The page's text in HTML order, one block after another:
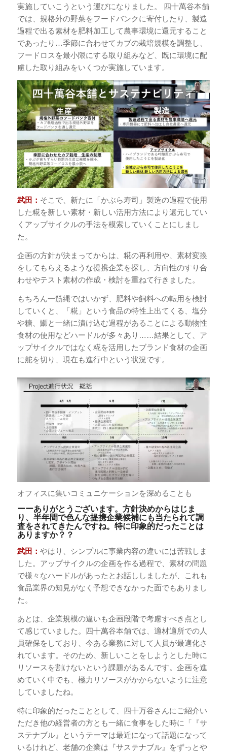
実施していこうという運びになりました。 四十萬谷本舗
では、規格外の野菜をフードバンクに寄付したり、製造
過程で出る素材を肥料加工して農事環境に還元すること
であったり…季節に合わせてカブの栽培規模を調整し、
フードロスを最小限にする取り組みなど、既に環境に配
慮した取り組みをいくつか実施しています。
武田： そこで、新たに「かぶら寿司」製造の過程で使用
した糀を新しい素材・新しい活用方法により還元してい
くアップサイクルの手法を模索していくことにしまし
た。
企画の方針が決まってからは、糀の再利用や、素材変換
をしてもらえるような提携企業を探し、方向性のすり合
わせやテスト素材の作成・検討を重ねて行きました。
もちろん一筋縄ではいかず、肥料や飼料への転用を検討
していくと、「糀」という食品の特性上出てくる、塩分
や糖、鰤と一緒に漬け込む過程があることによる動物性
食材の使用などハードルが多々あり……結果として、ア
ップサイクルではなく糀を活用したブランド食材の企画
に舵を切り、現在も進行中という状況です。
オフィスに集いコミュニケーションを深めることも
ーーありがとうございます。方針決めからはじま
り、半年間で色んな提携企業候補にも当たられて調
査をされてきたんですね。特に印象的だったことは
ありますか？？
武田： やはり、シンプルに事業内容の違いには苦戦しま
した。アップサイクルの企画を作る過程で、素材の問題
で様々なハードルがあったとお話ししましたが、これも
食品業界の知見がなく予想できなかった面でもありまし
た。
あとは、企業規模の違いも企画段階で考慮すべき点とし
て感じていました。四十萬谷本舗では、適材適所での人
員確保をしており、今ある業務に対して人員が最適化さ
れています。そのため、新しいことをしようとした時に
リソースを割けないという課題があるんです。企画を進
めていく中でも、極力リソースがかからないように注意
していましたね。
特に印象的だったこととして、四十万谷さんにご紹介い
ただき他の経営者の方とも一緒に食事をした時に「『サ
ステナブル』というテーマは最近になって話題になって
いるけれど、老舗の企業は『サステナブル』をずっとや